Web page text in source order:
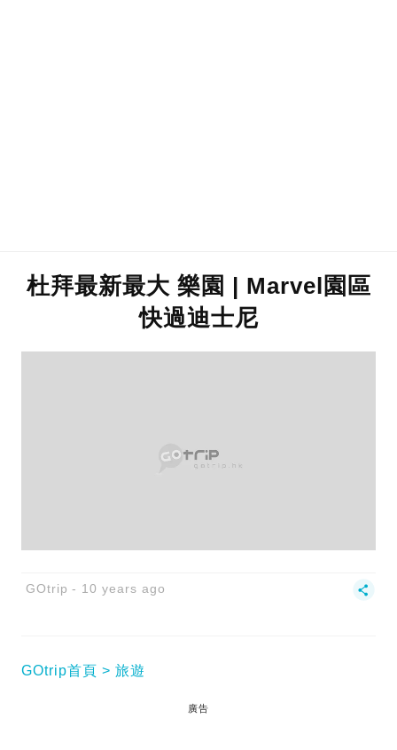
杜拜最新最大 樂園 | Marvel園區
快過迪士尼
GOtrip 10 years ago
GOtrip首頁 旅遊
廣告